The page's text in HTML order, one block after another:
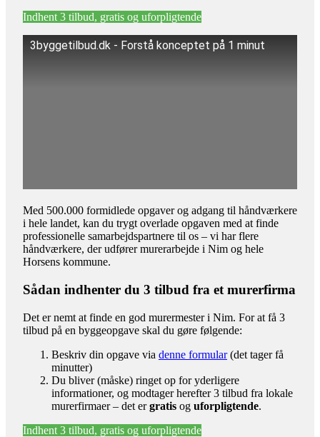
Indhent 3 tilbud, gratis og uforpligtende
3byggetilbud.dk - Forstå konceptet på 1 minut
Med 500.000 formidlede opgaver og adgang til håndværkere
i hele landet, kan du trygt overlade opgaven med at finde
professionelle samarbejdspartnere til os – vi har flere
håndværkere, der udfører murerarbejde i Nim og hele
Horsens kommune.
Sådan indhenter du 3 tilbud fra et murerfirma
Det er nemt at finde en god murermester i Nim. For at få 3
tilbud på en byggeopgave skal du gøre følgende:
Beskriv din opgave via denne formular(det tager få
minutter)
Du bliver (måske) ringet op for yderligere
informationer, og modtager herefter 3 tilbud fra lokale
murerfirmaer – det ergratis og uforpligtende.
Indhent 3 tilbud, gratis og uforpligtende